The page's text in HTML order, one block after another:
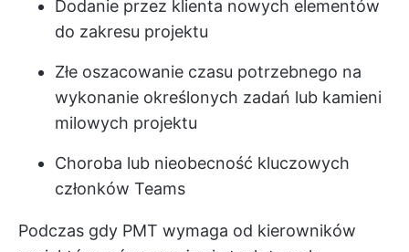
Dodanie przez klienta nowych elementów
do zakresu projektu
Złe oszacowanie czasu potrzebnego na
wykonanie określonych zadań lub kamieni
milowych projektu
Choroba lub nieobecność kluczowych
członków Teams
Podczas gdy PMT wymaga od kierowników